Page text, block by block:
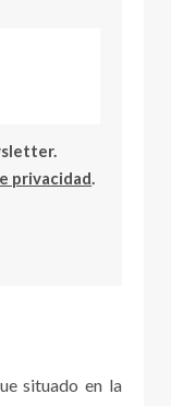
privacidad.
situado en la